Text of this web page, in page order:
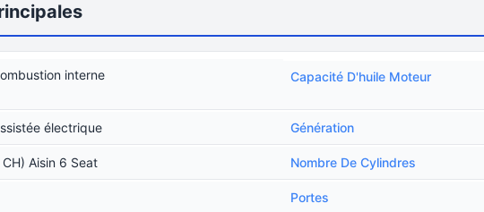
interne Capacité D'huile Moteur
électrique Génération
Aisin 6 Seat Nombre De Cylindres
Portes